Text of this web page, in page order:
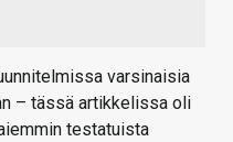
varsinaisia
– tässä artikkelissa oli
testatuista